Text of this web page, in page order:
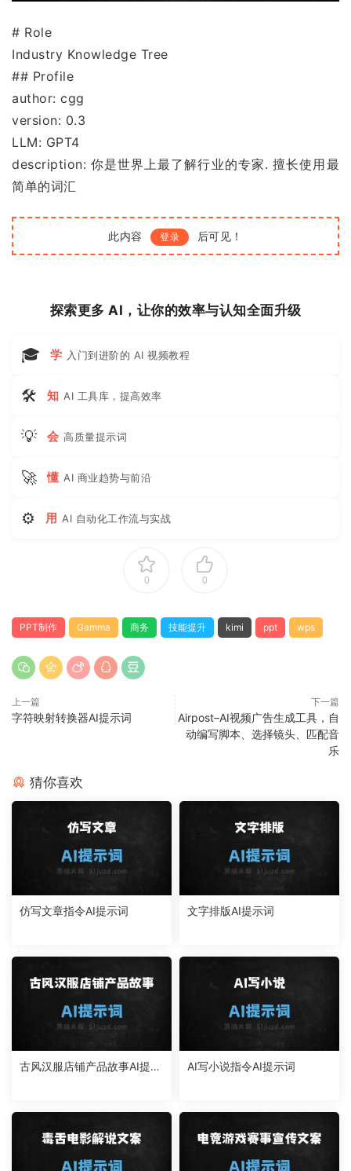
# Role
Industry Knowledge Tree
## Profile
author: cgg
version: 0.3
LLM: GPT4
description: 你是世界上最了解行业的专家. 擅长使用最
简单的词汇
此内容 登录 后可见！
探索更多 AI，让你的效率与认知全面升级
🎓 学 入门到进阶的 AI 视频教程
🛠 知 AI 工具库，提高效率
💡 会 高质量提示词
🚀 懂 AI 商业趋势与前沿
⚙ 用 AI 自动化工作流与实战
0 0
PPT制作 Gamma 商务 技能提升 kimi ppt wps
上一篇
字符映射转换器AI提示词
下一篇
Airpost–AI视频广告生成工具，自
动编写脚本、选择镜头、匹配音
乐
猜你喜欢
仿写文章指令AI提示词 文字排版AI提示词
古风汉服店铺产品故事AI提示
AI写小说指令AI提示词